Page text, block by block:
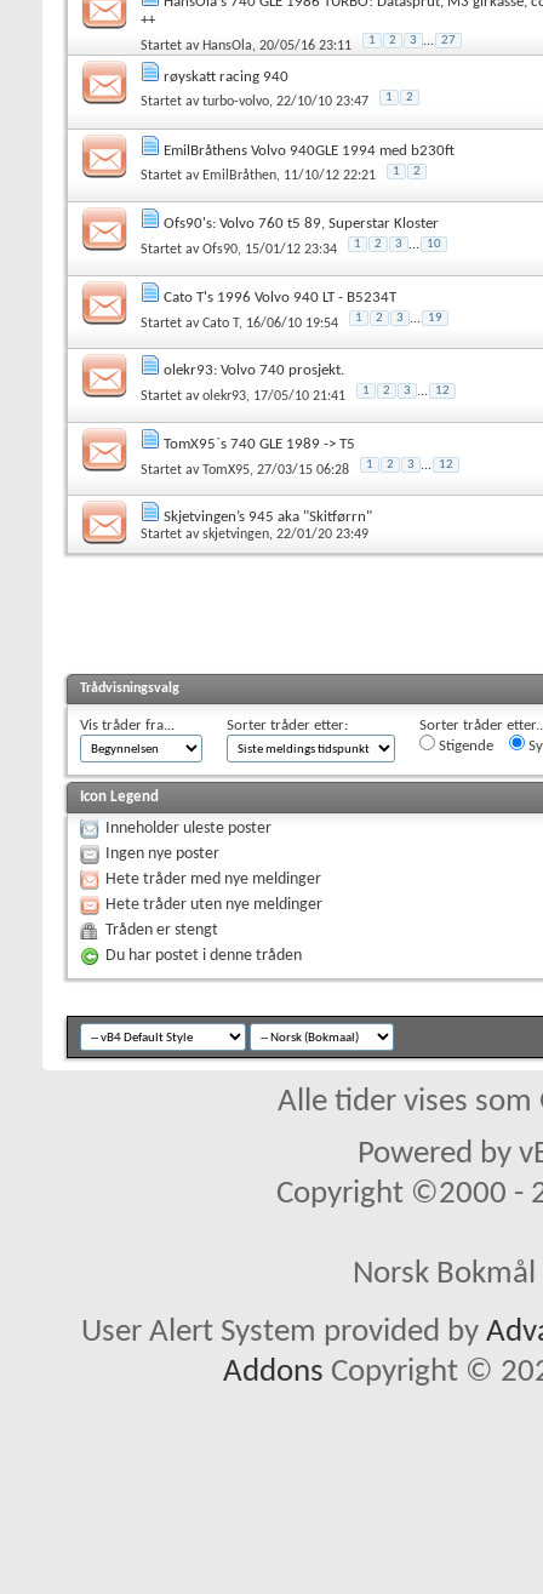
++
Startet av HansOla, 20/05/16 23:11 1 2 3 ... 27
røyskatt racing 940
Startet avturbo-volvo, 22/10/10 23:47 1 2
EmilBråthens Volvo 940GLE 1994 med b230ft
Startet av EmilBråthen, 11/10/12 22:21 1 2
Ofs90's: Volvo 760 t5 89, Superstar Kloster
Startet avOfs90, 15/01/12 23:34 1 2 3 ... 10
Cato T's 1996 Volvo 940 LT - B5234T
Startet avCato T, 16/06/10 19:54 1 2 3 ... 19
olekr93: Volvo 740 prosjekt.
Startet avolekr93, 17/05/10 21:41 1 2 3 ... 12
TomX95`s 740 GLE 1989 -> T5
Startet avTomX95, 27/03/15 06:28 1 2 3 ... 12
Skjetvingen’s 945 aka "Skitførrn"
Startet avskjetvingen, 22/01/20 23:49
Trådvisningsvalg
Vis tråder fra... Sorter tråder etter:
Sorter tråder
Stigende
Icon Legend
Inneholder uleste poster
Ingen nye poster
Hete tråder med nye meldinger
Hete tråder uten nye meldinger
Tråden er stengt
Du har postet i denne tråden
Alle tider vises som
Powered by
Copyright ©2000 -
Norsk
User Alert System provided by
Addons Copyright ©